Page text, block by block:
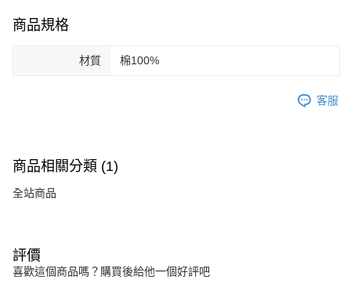
商品規格
材質 棉100%
客服
商品相關分類 (1)
全站商品
評價
喜歡這個商品嗎？購買後給他一個好評吧